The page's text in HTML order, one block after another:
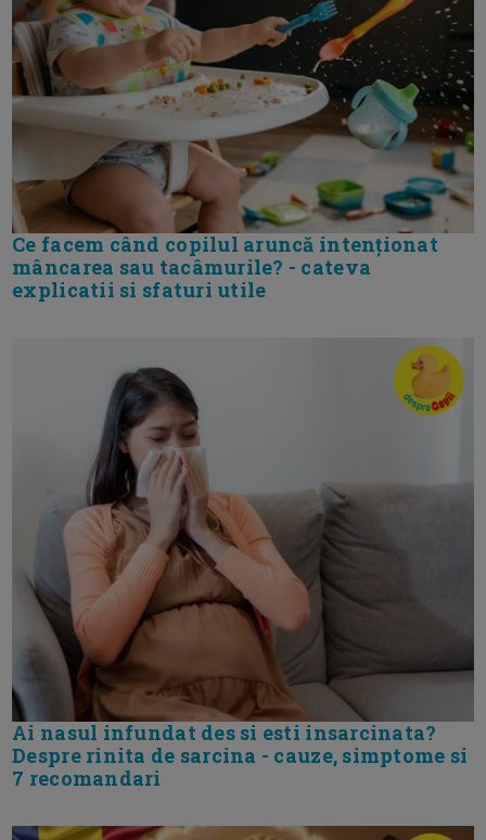
Ce facem când copilul aruncă intenționat
mâncarea sau tacâmurile? - cateva
explicatii si sfaturi utile
Ai nasul infundat des si esti insarcinata?
Despre rinita de sarcina - cauze, simptome si
7 recomandari